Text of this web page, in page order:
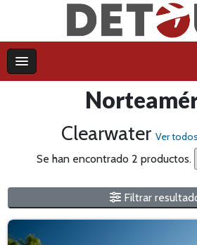
Clearwater Ver
Se han encontrado 2 productos.
Filtrar